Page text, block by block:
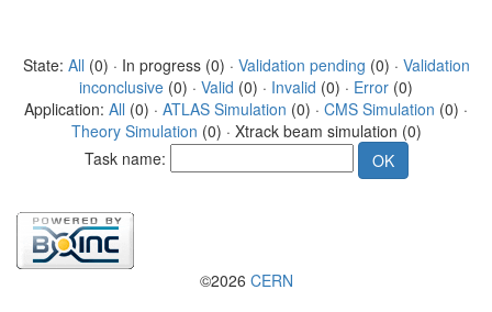
State: All (0) · In progress (0) · Validation pending (0) · Validation
inconclusive (0) · Valid (0) · Invalid (0) · Error (0)
Application: All (0) · ATLAS Simulation (0) · CMS Simulation (0) ·
Theory Simulation (0) · Xtrack beam simulation (0)
Task name:
©2026 CERN